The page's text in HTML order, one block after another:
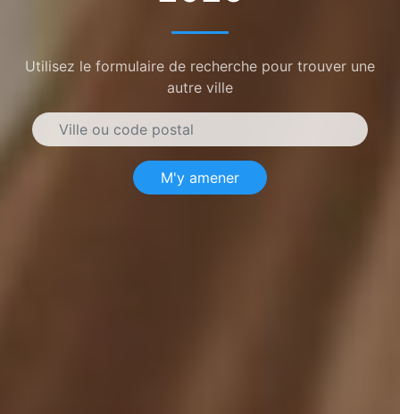
Utilisez le formulaire de recherche pour trouver une
autre ville
M'y amener